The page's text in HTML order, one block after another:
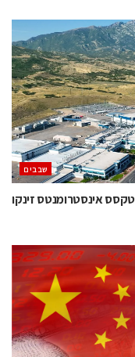
‫שבבים‬
אינסטרומנטס זינקו